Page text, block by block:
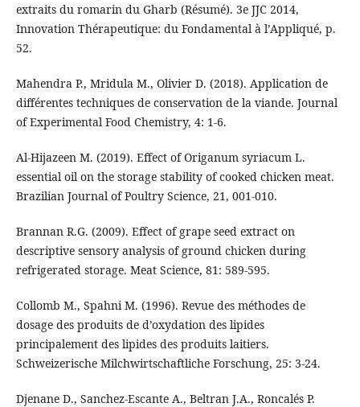
extraits du romarin du Gharb (Résumé). 3e JJC 2014,
Innovation Thérapeutique: du Fondamental à l’Appliqué, p.
52.
Mahendra P., Mridula M., Olivier D. (2018). Application de
différentes techniques de conservation de la viande. Journal
of Experimental Food Chemistry, 4: 1-6.
Al-Hijazeen M. (2019). Effect of Origanum syriacum L.
essential oil on the storage stability of cooked chicken meat.
Brazilian Journal of Poultry Science, 21, 001-010.
Brannan R.G. (2009). Effect of grape seed extract on
descriptive sensory analysis of ground chicken during
refrigerated storage. Meat Science, 81: 589-595.
Collomb M., Spahni M. (1996). Revue des méthodes de
dosage des produits de d’oxydation des lipides
principalement des lipides des produits laitiers.
Schweizerische Milchwirtschaftliche Forschung, 25: 3-24.
Djenane D., Sanchez-Escante A., Beltran J.A., Roncalés P.